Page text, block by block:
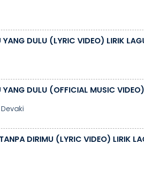
DULU (LYRIC VIDEO) LIRIK
DULU (OFFICIAL MUSIC VIDEO)
DIRIMU (LYRIC VIDEO) LIRIK